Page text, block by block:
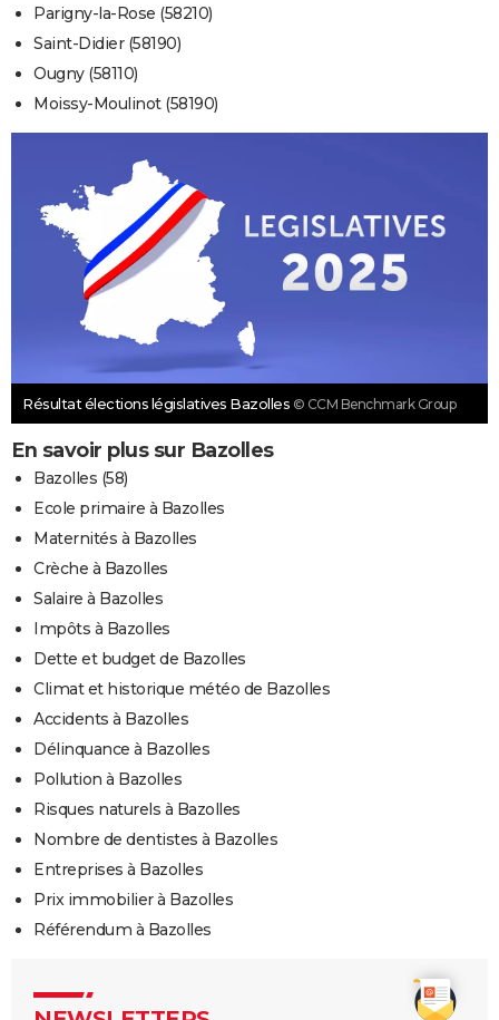
Parigny-la-Rose (58210)
Saint-Didier (58190)
Ougny (58110)
Moissy-Moulinot (58190)
Résultat élections législatives Bazolles © CCM Benchmark Group
En savoir plus sur Bazolles
Bazolles (58)
Ecole primaire à Bazolles
Maternités à Bazolles
Crèche à Bazolles
Salaire à Bazolles
Impôts à Bazolles
Dette et budget de Bazolles
Climat et historique météo de Bazolles
Accidents à Bazolles
Délinquance à Bazolles
Pollution à Bazolles
Risques naturels à Bazolles
Nombre de dentistes à Bazolles
Entreprises à Bazolles
Prix immobilier à Bazolles
Référendum à Bazolles